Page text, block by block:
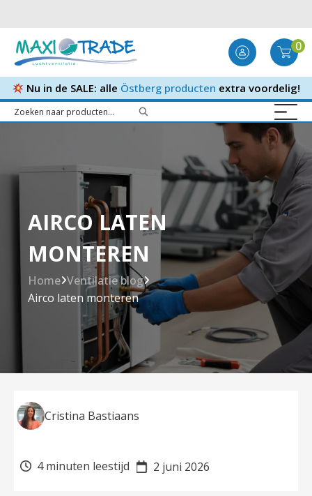
0
Nu in de SALE: alle Östberg producten extra voordelig!
AIRCO LATEN
MONTEREN
Home Ventilatie blog
Airco laten monteren
Cristina Bastiaans
4 minuten leestijd 2 juni 2026